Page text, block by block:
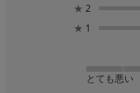
★ 2
★ 1
とても悪い